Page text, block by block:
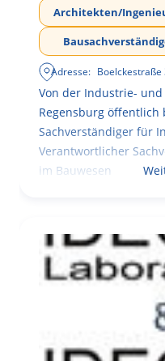
Architekten/
Adresse: Boelckestraße
Von der Industrie- und
Regensburg
Sachverständiger für
Verantwortlicher
im Bauwesen